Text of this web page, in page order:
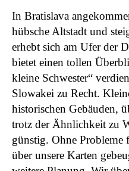
In Bratislava
hübsche Altstadt und
erhebt sich am Ufer der
bietet einen tollen
kleine Schwester“
Slowakei zu Recht.
historischen Gebäuden,
trotz der Ähnlichkeit zu
günstig. Ohne
über unsere Karten